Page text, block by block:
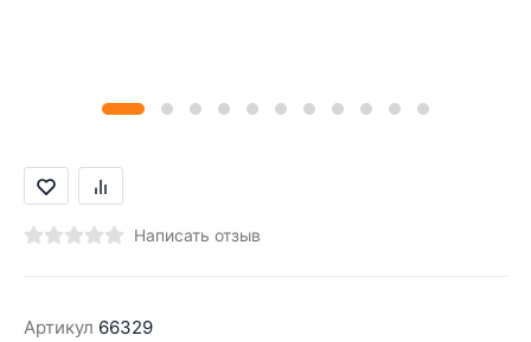
Написать отзыв
Артикул 66329